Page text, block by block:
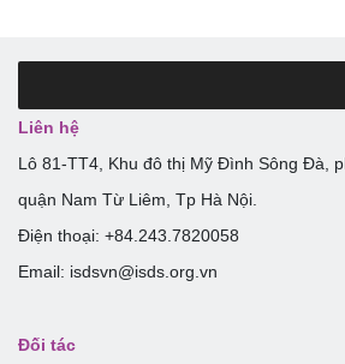
Liên hệ
Lô 81-TT4, Khu đô thị Mỹ Đình Sông Đà,
quận Nam Từ Liêm, Tp Hà Nội.
Điện thoại: +84.243.7820058
Email: isdsvn@isds.org.vn
Đối tác